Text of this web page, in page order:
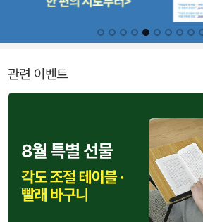
관련 이벤트